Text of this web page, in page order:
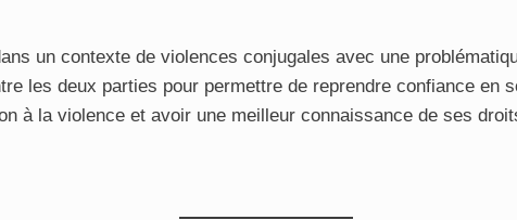
un contexte de violences conjugales avec une
les deux parties pour permettre de reprendre confiance en
à la violence et avoir une meilleur connaissance de ses